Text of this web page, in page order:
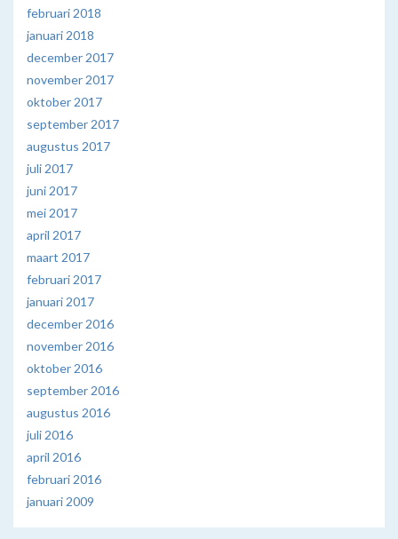
februari 2018
januari 2018
december 2017
november 2017
oktober 2017
september 2017
augustus 2017
juli 2017
juni 2017
mei 2017
april 2017
maart 2017
februari 2017
januari 2017
december 2016
november 2016
oktober 2016
september 2016
augustus 2016
juli 2016
april 2016
februari 2016
januari 2009